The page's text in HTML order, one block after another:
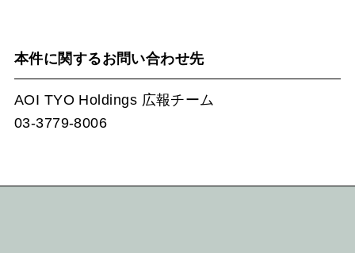
本件に関するお問い合わせ先
AOI TYO Holdings 広報チーム
03-3779-8006